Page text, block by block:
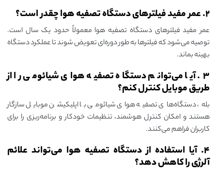
۲. عمر مفید فیلترهای دستگاه تصفیه هوا چقدر است؟
عمر مفید فیلترهای دستگاه تصفیه هوا معمولاً حدود یک سال است.
توصیه می‌شود که فیلترها به طور دوره‌ای تعویض شوند تا عملکرد دستگاه
بهینه بماند.
۳. آیا می‌توانم دستگاه تصفیه هوای شیائومی را از
طریق موبایل کنترل کنم؟
بله، دستگاه‌های تصفیه هوای شیائومی با اپلیکیشن موبایل سازگار
هستند و امکان کنترل هوشمند، تنظیمات خودکار و برنامه‌ریزی را برای
کاربران فراهم می‌کنند.
۴. آیا استفاده از دستگاه تصفیه هوا می‌تواند علائم
آلرژی را کاهش دهد؟